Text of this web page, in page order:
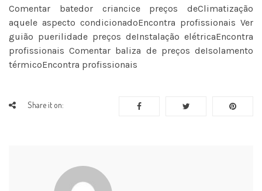
Comentar batedor criancice preços deClimatização
aquele aspecto condicionadoEncontra profissionais Ver
guião puerilidade preços deInstalação elétricaEncontra
profissionais Comentar baliza de preços deIsolamento
térmicoEncontra profissionais
Share it on: